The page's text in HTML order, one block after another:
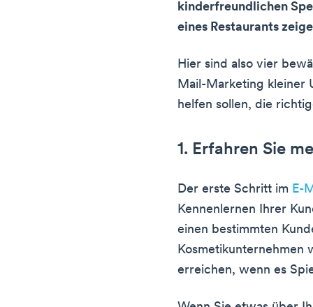
kinderfreundlichen
eines Restaurants
Hier sind also vier
Mail-Marketing kleiner
helfen sollen, die
1. Erfahren Sie
Der erste Schritt im E-
Kennenlernen Ihrer
einen bestimmten
Kosmetikunternehmen
erreichen, wenn es